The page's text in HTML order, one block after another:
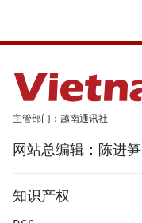
主管部门：越南通讯社
网站总编辑：陈进笋
知识产权